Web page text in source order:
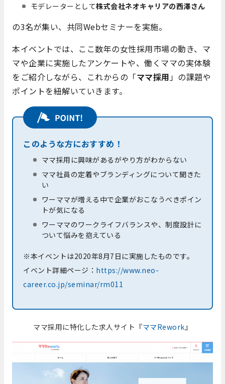
モデレーターとして株式会社ネオキャリアの西澤さん
の3名が集い、共同Webセミナーを実施。
本イベントでは、ここ数年の女性採用市場の動き、マ
マや企業に実施したアンケートや、働くママの実体験
をご紹介しながら、これからの「ママ採用 」の課題や
ポイントを紐解いていきます。
このような方におすすめ！
ママ採用に興味があるがやり方がわからない
ママ社員の定着やブランディングについて聞きた
い
ワーママが増える中で企業がおこなうべきポイン
トが気になる
ワーママのワークライフバランスや、制度設計に
ついて悩みを抱えている
※本イベントは2020年8月7日に実施したものです。
イベント詳細ページ： https://www.neo-
career.co.jp/seminar/rm011
ママ採用に特化した求人サイト『ママRework』